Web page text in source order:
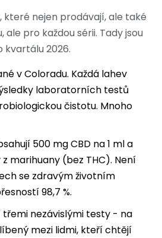
které nejen prodávají, ale také
pro každou sérii. Tady jsou
2026.
v Coloradu. Každá lahev
laboratorních testů
čistotu. Mnoho
500 mg CBD na 1 ml a
marihuany (bez THC). Není
se zdravým životním
98,7 %.
nezávislými testy - na
mezi lidmi, kteří chtějí